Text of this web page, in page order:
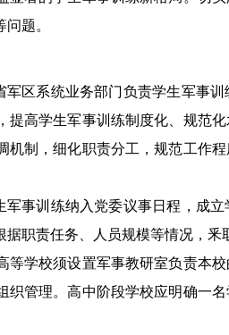
题。
区系统业务部门负责学生军事
高学生军事训练制度化、规范
机制，细化职责分工，规范工作
事训练纳入党委议事日程，成
职责任务、人员规模等情况，
等学校须设置军事教研室负责本
管理。高中阶段学校应明确一